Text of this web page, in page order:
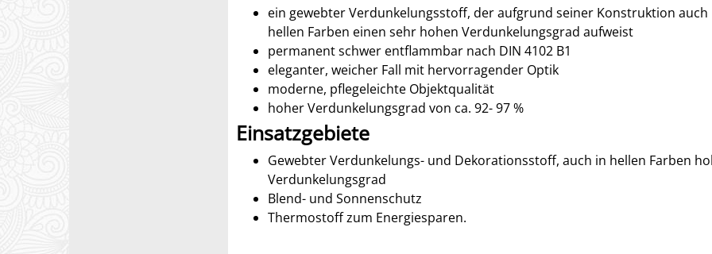
ein gewebter Verdunkelungsstoff, der aufgrund seiner Konstruktion auch
hellen Farben einen sehr hohen Verdunkelungsgrad aufweist
permanent schwer entflammbar nach DIN 4102 B1
eleganter, weicher Fall mit hervorragender Optik
moderne, pflegeleichte Objektqualität
hoher Verdunkelungsgrad von ca. 92- 97 %
Einsatzgebiete
Gewebter Verdunkelungs- und Dekorationsstoff, auch in hellen Farben
Verdunkelungsgrad
Blend- und Sonnenschutz
Thermostoff zum Energiesparen.